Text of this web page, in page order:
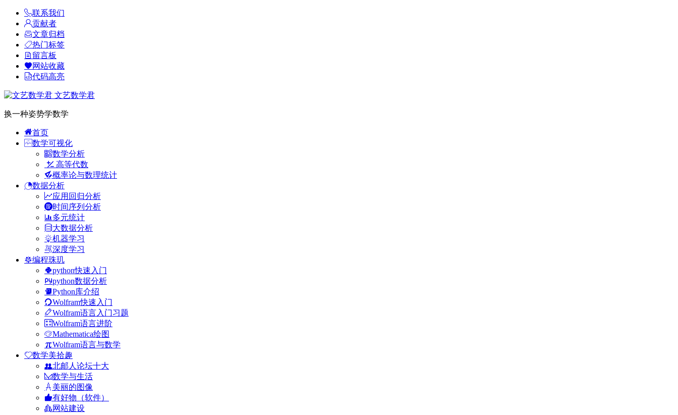
联系我们
贡献者
文章归档
热门标签
留言板
网站收藏
代码高亮
文艺数学君
换一种姿势学数学
首页
数学可视化
数学分析
高等代数
概率论与数理统计
数据分析
应用回归分析
时间序列分析
多元统计
大数据分析
机器学习
深度学习
编程珠玑
python快速入门
python数据分析
Python库介绍
Wolfram快速入门
Wolfram语言入门习题
Wolfram语言进阶
Mathematica绘图
Wolfram语言与数学
数学美拾趣
北邮人论坛十大
数学与生活
美丽的图像
有好物（软件）
网站建设